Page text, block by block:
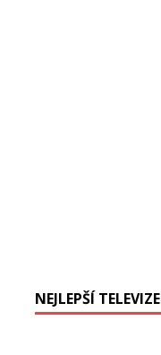
NEJLEPŠÍ TELEVIZE